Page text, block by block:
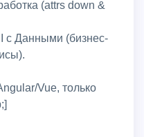
(attrs down &
с Данными (бизнес-
Vue, только